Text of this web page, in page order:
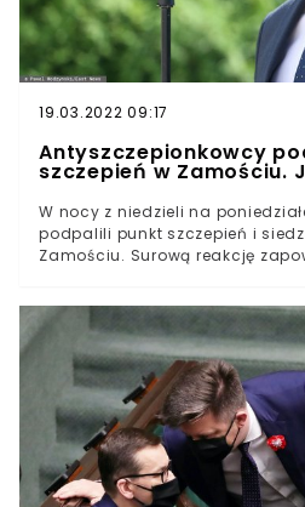
19.03.2022 09:17
Antyszczepionkowcy
szczepień w Zamościu.
W nocy z niedzieli na
podpalili punkt szczepień i
Zamościu. Surową reakcję
"Wprost".Rosnąca agresja
szczepionkom, która dotąd
mediach społecznościowych,
przyjmować fizyczny
Grodzisku Mazowieckim i
punkty szczepień. O krok dalej
poszli w Zamościu.Na południu
podpalono nie tylko mobilny
wakcynacji, ale również